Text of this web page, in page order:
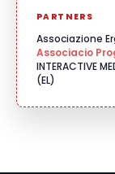
PARTNERS
Associazione
Associacio
INTERACTIVE
(EL)